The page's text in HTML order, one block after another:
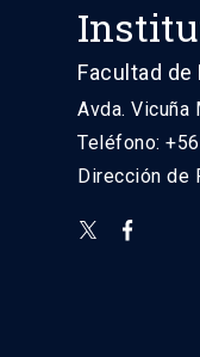
Facultad
Avda. Vicuña
Teléfono:
Dirección de